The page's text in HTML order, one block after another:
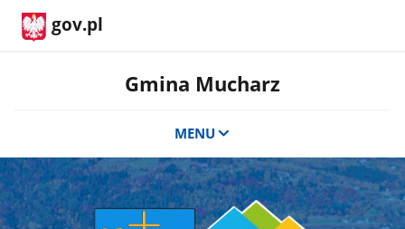
gov.pl
Gmina Mucharz
MENU